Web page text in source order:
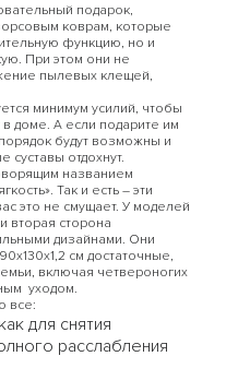
подарок,
коврам, которые
функцию, но и
При этом они не
пылевых клещей,
минимум усилий, чтобы
доме. А если подарите им
будут возможны и
суставы отдохнут.
названием
Так и есть – эти
это не смущает. У моделей
вторая сторона
дизайнами. Они
см достаточные,
включая четвероногих
уходом.
все:
для снятия
расслабления